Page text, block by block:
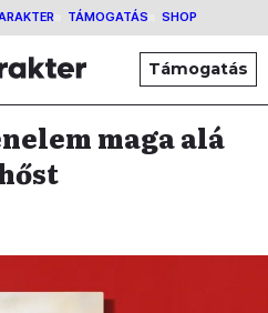
TÁMOGATÁS SHOP
Támogatás
maga alá